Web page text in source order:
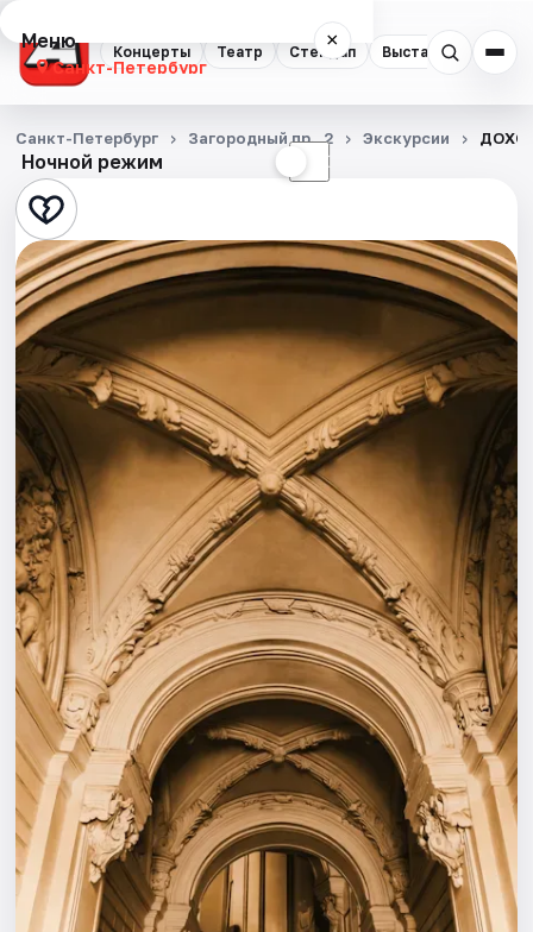
Концерты Театр Стендап Выставки
Меню ×
Санкт-Петербург
Концерты
Театр
Стендап
Выставки
Квесты
Экскурсии
Спорт
События
Города
Площадки
Артисты
Рейтинги
Ночной режим ☾
Санкт-Петербург Загородный пр., 2 Экскурсии